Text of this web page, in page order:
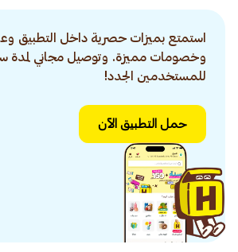
استمتع بميزات حصرية داخل التطبيق
وخصومات مميزة. وتوصيل مجاني لمدة
للمستخدمين الجدد!
حمل التطبيق الآن